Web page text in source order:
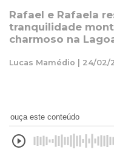
Rafael e Rafaela
tranquilidade
charmoso na
Lucas Mamédio | 24/02/
ouça este conteúdo